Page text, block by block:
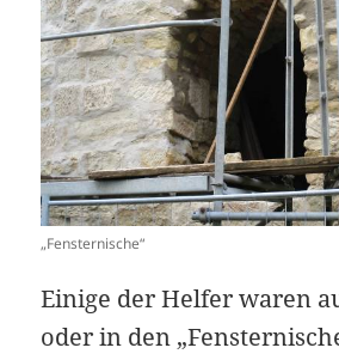
„Fensternische“
Einige der Helfer waren
oder in den